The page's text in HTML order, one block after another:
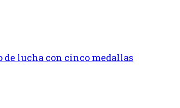
lucha con cinco medallas